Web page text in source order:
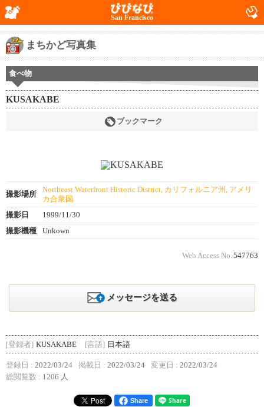
San Francisco
まちかど写真集
食べ物
KUSAKABE
ブックマーク
撮影場所
Northeast Waterfront Historic District, カリフォルニア州, アメリ
カ合衆国
撮影日
1999/11/30
撮影機種
Unkown
Web Access No. 547763
メッセージを送る
[登録者] KUSAKABE [言語] 日本語
登録日 : 2022/03/24 掲載日 : 2022/03/24 変更日 : 2022/03/24
総閲覧数 : 1206 人
Share